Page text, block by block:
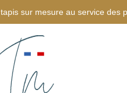
sur mesure au service des